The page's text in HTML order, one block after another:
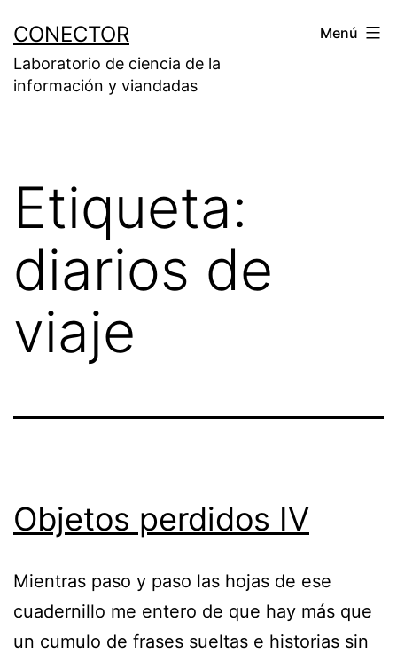
contenido
CONECTOR
Laboratorio de ciencia de la
información y viandadas
Menú
Etiqueta:
diarios de
viaje
Objetos perdidos IV
Mientras paso y paso las hojas de ese
cuadernillo me entero de que hay más que
un cumulo de frases sueltas e historias sin